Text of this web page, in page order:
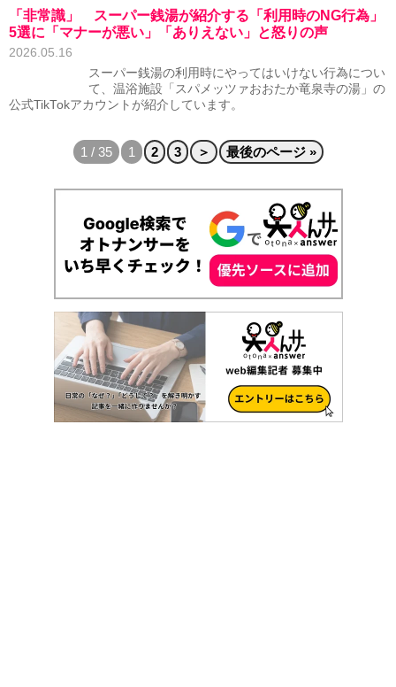
「非常識」 スーパー銭湯が紹介する「利用時のNG行為」
5選に「マナーが悪い」「ありえない」と怒りの声
2026.05.16
スーパー銭湯の利用時にやってはいけない行為につい
て、温浴施設「スパメッツァおおたか竜泉寺の湯」の
公式TikTokアカウントが紹介しています。
1 / 35 1 2 3 ＞ 最後のページ »